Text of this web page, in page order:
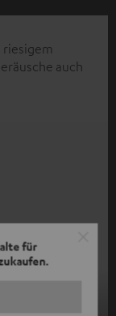
für
auch